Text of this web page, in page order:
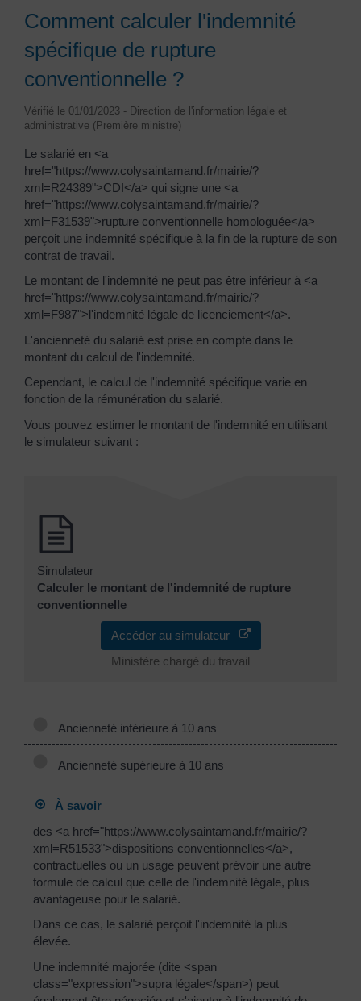
Comment calculer l'indemnité
spécifique de rupture
conventionnelle ?
Vérifié le 01/01/2023 - Direction de l'information légale et
administrative (Première ministre)
Le salarié en <a
href="https://www.colysaintamand.fr/mairie/?
xml=R24389">CDI</a> qui signe une <a
href="https://www.colysaintamand.fr/mairie/?
xml=F31539">rupture conventionnelle homologuée</a>
perçoit une indemnité spécifique à la fin de la rupture de son
contrat de travail.
Le montant de l'indemnité ne peut pas être inférieur à <a
href="https://www.colysaintamand.fr/mairie/?
xml=F987">l'indemnité légale de licenciement</a>.
L'ancienneté du salarié est prise en compte dans le
montant du calcul de l'indemnité.
Cependant, le calcul de l'indemnité spécifique varie en
fonction de la rémunération du salarié.
Vous pouvez estimer le montant de l'indemnité en utilisant
le simulateur suivant :
Simulateur
Calculer le montant de l'indemnité de rupture
conventionnelle
Accéder au simulateur
Ministère chargé du travail
Ancienneté inférieure à 10 ans
Ancienneté supérieure à 10 ans
À savoir
des <a href="https://www.colysaintamand.fr/mairie/?
xml=R51533">dispositions conventionnelles</a>,
contractuelles ou un usage peuvent prévoir une autre
formule de calcul que celle de l'indemnité légale, plus
avantageuse pour le salarié.
Dans ce cas, le salarié perçoit l'indemnité la plus
élevée.
Une indemnité majorée (dite <span
class="expression">supra légale</span>) peut